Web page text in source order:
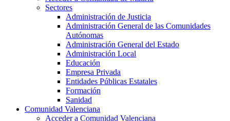
Sectores
Administración de Justicia
Administración General de las Comunidades
Autónomas
Administración General del Estado
Administración Local
Educación
Empresa Privada
Entidades Públicas Estatales
Formación
Sanidad
Comunidad Valenciana
Acceder a Comunidad Valenciana